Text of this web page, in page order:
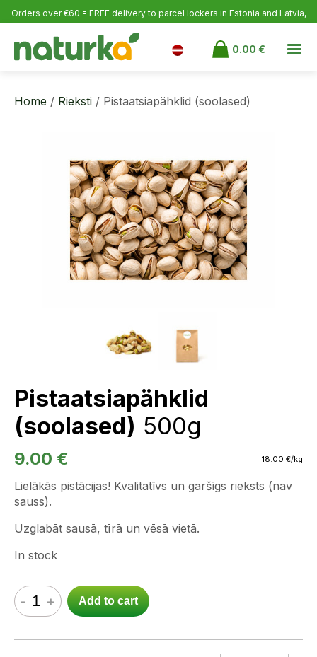
Orders over €60 = FREE delivery to parcel lockers in Estonia and Latvia,
0.00€
Home / Rieksti / Pistaatsiapähklid (soolased)
Pistaatsiapähklid
(soolased) 500g
9.00 € 18.00 €/kg
Lielākās pistācijas! Kvalitatīvs un garšīgs rieksts (nav
sauss).
Uzglabāt sausā, tīrā un vēsā vietā.
In stock
- + Add to cart